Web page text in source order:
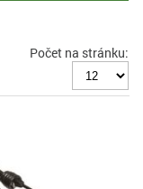
Počet na stránku: